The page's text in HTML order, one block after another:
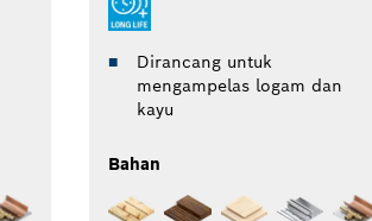
Dirancang untuk
mengampelas logam dan
kayu
Bahan